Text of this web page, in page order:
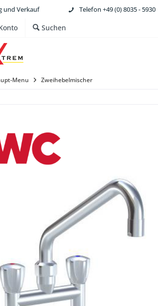
und Verkauf Telefon +49 (0) 8035 - 5930
Suchen
Menu Zweihebelmischer